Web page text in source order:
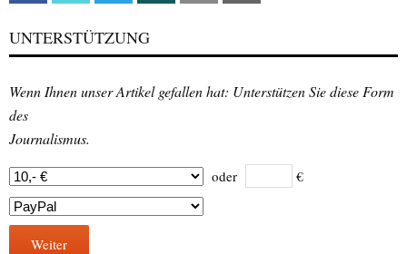
UNTERSTÜTZUNG
Wenn Ihnen unser Artikel gefallen hat: Unterstützen Sie diese Form
des
Journalismus.
oder €
Weiter